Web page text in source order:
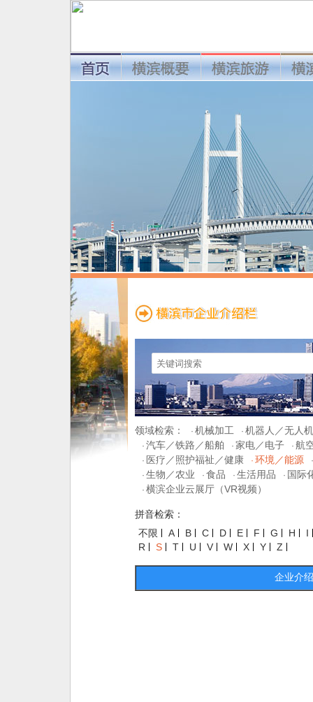
领域检索： · 机械加工 · 机器人／无人机
· 汽车／铁路／船舶 · 家电／电子 · 航
· 医疗／照护福祉／健康 · 环境／能源
·
· 生物／农业 · 食品 · 生活用品 · 国际
· 横滨企业云展厅（VR视频）
拼音检索：
不限
A B C D E F G H
I
R
S T U V W X Y Z
企业介绍